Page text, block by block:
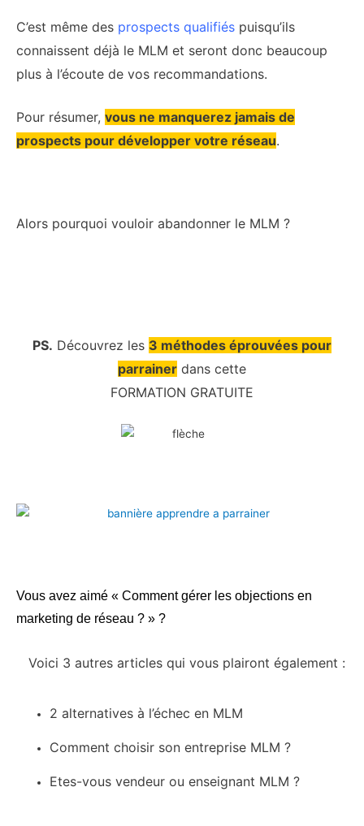
C’est même des prospects qualifiés puisqu’ils
connaissent déjà le MLM et seront donc beaucoup
plus à l’écoute de vos recommandations.
Pour résumer, vous ne manquerez jamais de
prospects pour développer votre réseau.
Alors pourquoi vouloir abandonner le MLM ?
PS. Découvrez les 3 méthodes éprouvées pour
parrainer dans cette
FORMATION GRATUITE
Vous avez aimé « Comment gérer les objections en
marketing de réseau ? » ?
Voici 3 autres articles qui vous plairont également :
2 alternatives à l’échec en MLM
Comment choisir son entreprise MLM ?
Etes-vous vendeur ou enseignant MLM ?